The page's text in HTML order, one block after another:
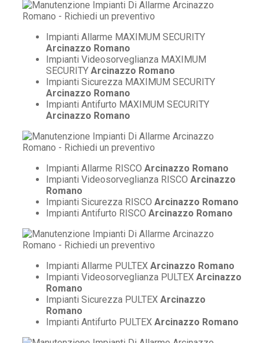
Impianti Allarme MAXIMUM SECURITY
Arcinazzo Romano
Impianti Videosorveglianza MAXIMUM
SECURITY Arcinazzo Romano
Impianti Sicurezza MAXIMUM SECURITY
Arcinazzo Romano
Impianti Antifurto MAXIMUM SECURITY
Arcinazzo Romano
Impianti Allarme RISCO Arcinazzo Romano
Impianti Videosorveglianza RISCO Arcinazzo
Romano
Impianti Sicurezza RISCO Arcinazzo Romano
Impianti Antifurto RISCO Arcinazzo Romano
Impianti Allarme PULTEX Arcinazzo Romano
Impianti Videosorveglianza PULTEX Arcinazzo
Romano
Impianti Sicurezza PULTEX Arcinazzo
Romano
Impianti Antifurto PULTEX Arcinazzo Romano